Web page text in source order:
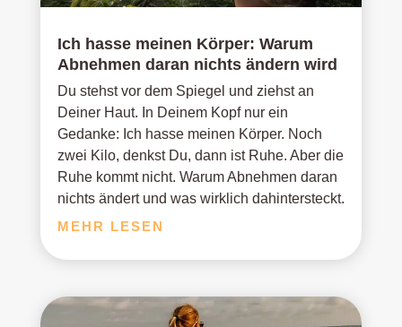
Ich hasse meinen Körper: Warum
Abnehmen daran nichts ändern wird
Du stehst vor dem Spiegel und ziehst an
Deiner Haut. In Deinem Kopf nur ein
Gedanke: Ich hasse meinen Körper. Noch
zwei Kilo, denkst Du, dann ist Ruhe. Aber die
Ruhe kommt nicht. Warum Abnehmen daran
nichts ändert und was wirklich dahintersteckt.
MEHR LESEN